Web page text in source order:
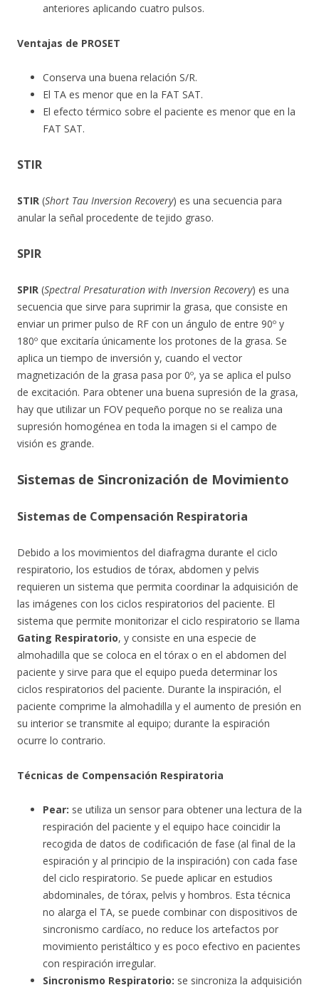
anteriores aplicando cuatro pulsos.
Ventajas de PROSET
Conserva una buena relación S/R.
El TA es menor que en la FAT SAT.
El efecto térmico sobre el paciente es menor que en la
FAT SAT.
STIR
STIR (Short Tau Inversion Recovery) es una secuencia para
anular la señal procedente de tejido graso.
SPIR
SPIR (Spectral Presaturation with Inversion Recovery) es una
secuencia que sirve para suprimir la grasa, que consiste en
enviar un primer pulso de RF con un ángulo de entre 90º y
180º que excitaría únicamente los protones de la grasa. Se
aplica un tiempo de inversión y, cuando el vector
magnetización de la grasa pasa por 0º, ya se aplica el pulso
de excitación. Para obtener una buena supresión de la grasa,
hay que utilizar un FOV pequeño porque no se realiza una
supresión homogénea en toda la imagen si el campo de
visión es grande.
Sistemas de Sincronización de Movimiento
Sistemas de Compensación Respiratoria
Debido a los movimientos del diafragma durante el ciclo
respiratorio, los estudios de tórax, abdomen y pelvis
requieren un sistema que permita coordinar la adquisición de
las imágenes con los ciclos respiratorios del paciente. El
sistema que permite monitorizar el ciclo respiratorio se llama
Gating Respiratorio, y consiste en una especie de
almohadilla que se coloca en el tórax o en el abdomen del
paciente y sirve para que el equipo pueda determinar los
ciclos respiratorios del paciente. Durante la inspiración, el
paciente comprime la almohadilla y el aumento de presión en
su interior se transmite al equipo; durante la espiración
ocurre lo contrario.
Técnicas de Compensación Respiratoria
Pear: se utiliza un sensor para obtener una lectura de la
respiración del paciente y el equipo hace coincidir la
recogida de datos de codificación de fase (al final de la
espiración y al principio de la inspiración) con cada fase
del ciclo respiratorio. Se puede aplicar en estudios
abdominales, de tórax, pelvis y hombros. Esta técnica
no alarga el TA, se puede combinar con dispositivos de
sincronismo cardíaco, no reduce los artefactos por
movimiento peristáltico y es poco efectivo en pacientes
con respiración irregular.
Sincronismo Respiratorio: se sincroniza la adquisición